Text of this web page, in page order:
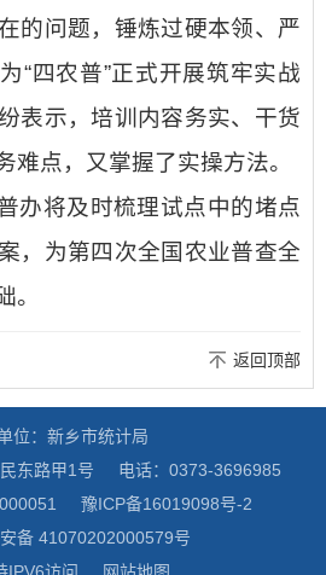
的问题，锤炼过硬本领、严
“四农普”正式开展筑牢实战
表示，培训内容务实、干货
难点，又掌握了实操方法。
办将及时梳理试点中的堵点
，为第四次全国农业普查全
。
返回顶部
位：新乡市统计局
东路甲1号
电话：0373-3696985
豫ICP备16019098号-2
备 41070202000579号